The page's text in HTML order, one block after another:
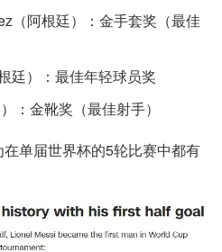
（阿根廷）：金手套奖（最佳
廷）：最佳年轻球员奖
：金靴奖（最佳射手）
单届世界杯的5轮比赛中都有